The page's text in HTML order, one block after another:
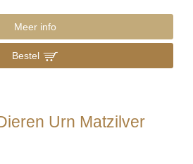
Meer info
Bestel
Urn Matzilver